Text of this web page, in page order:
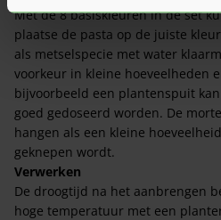
Met de 8 basiskleuren in de set
plaatse de pasta op de juiste
als metselspecie met water
voorkeur in kleine hoeveelheden
bijvoorbeeld een plantenspuit
goed gedoseerd worden. De
hangen als een kleine
geknepen wordt.
Verwerken
De droogtijd na het aanbrengen
hoge temperatuur met een